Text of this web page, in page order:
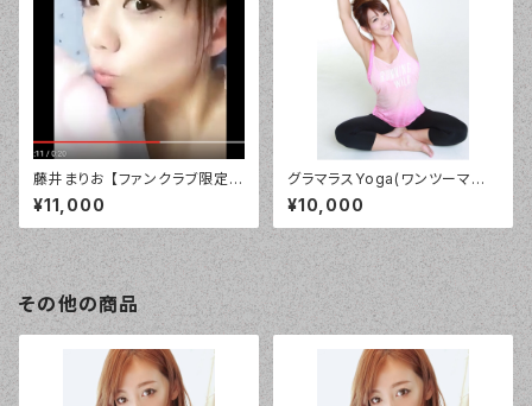
藤井まりお 【ファンクラブ限定】
デジタル「目覚まし」バージョ
ン！¥10800
¥11,000
グラマラスYoga(ワンツーマン）
ZOOMチケット
¥10,000
その他の商品